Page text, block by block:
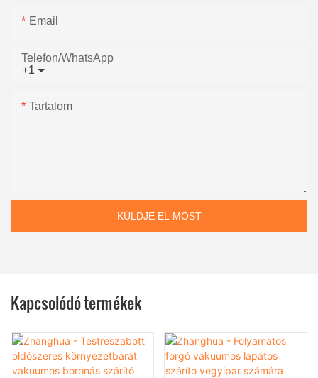
Email
+1
Telefon/WhatsApp
Tartalom
KÜLDJE EL MOST
Kapcsolódó termékek